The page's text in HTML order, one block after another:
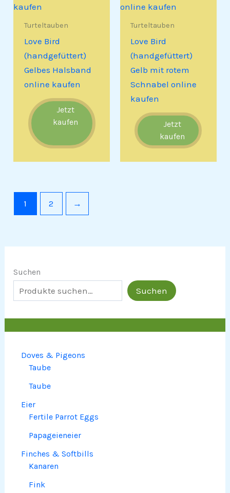
Suchen
Suchen
Doves & Pigeons
Taube
Taube
Eier
Fertile Parrot Eggs
Papageieneier
Finches & Softbills
Kanaren
Fink
Turteltauben
Love Bird
(handgefüttert)
Gelbes Halsband
online kaufen
Jetzt
kaufen
Turteltauben
Love Bird
(handgefüttert)
Gelb mit rotem
Schnabel online
kaufen
Jetzt
kaufen
1 2 →